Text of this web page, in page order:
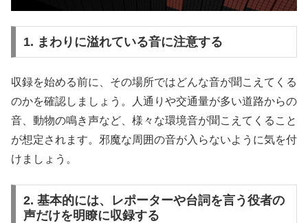
1. まわりに溢れている音に注意する
収録を始める前に、その場所ではどんな音が聞こえてくる
のかを確認しましょう。人通りや交通量が多い道路からの
音、動物の鳴き声など、様々な環境音が聞こえてくること
が想定されます。邪魔な周囲の音が入らないように気を付
けましょう。
2. 基本的には、レポーターや台詞を言う役者の
声だけを明瞭に収録する